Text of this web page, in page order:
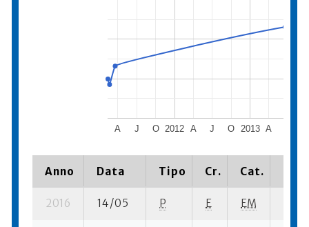
2012 2013
A J O A J O A
Anno Data Tipo Cr. Cat.
2016 14/05 P E EM